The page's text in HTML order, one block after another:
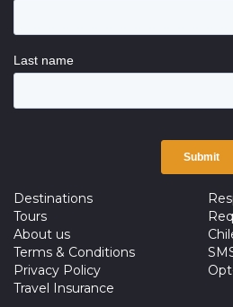
Destinations
Tours
About us
Terms & Conditions
Privacy Policy
Travel Insurance